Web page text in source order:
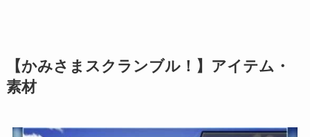
【かみさまスクランブル！】アイテム・
素材